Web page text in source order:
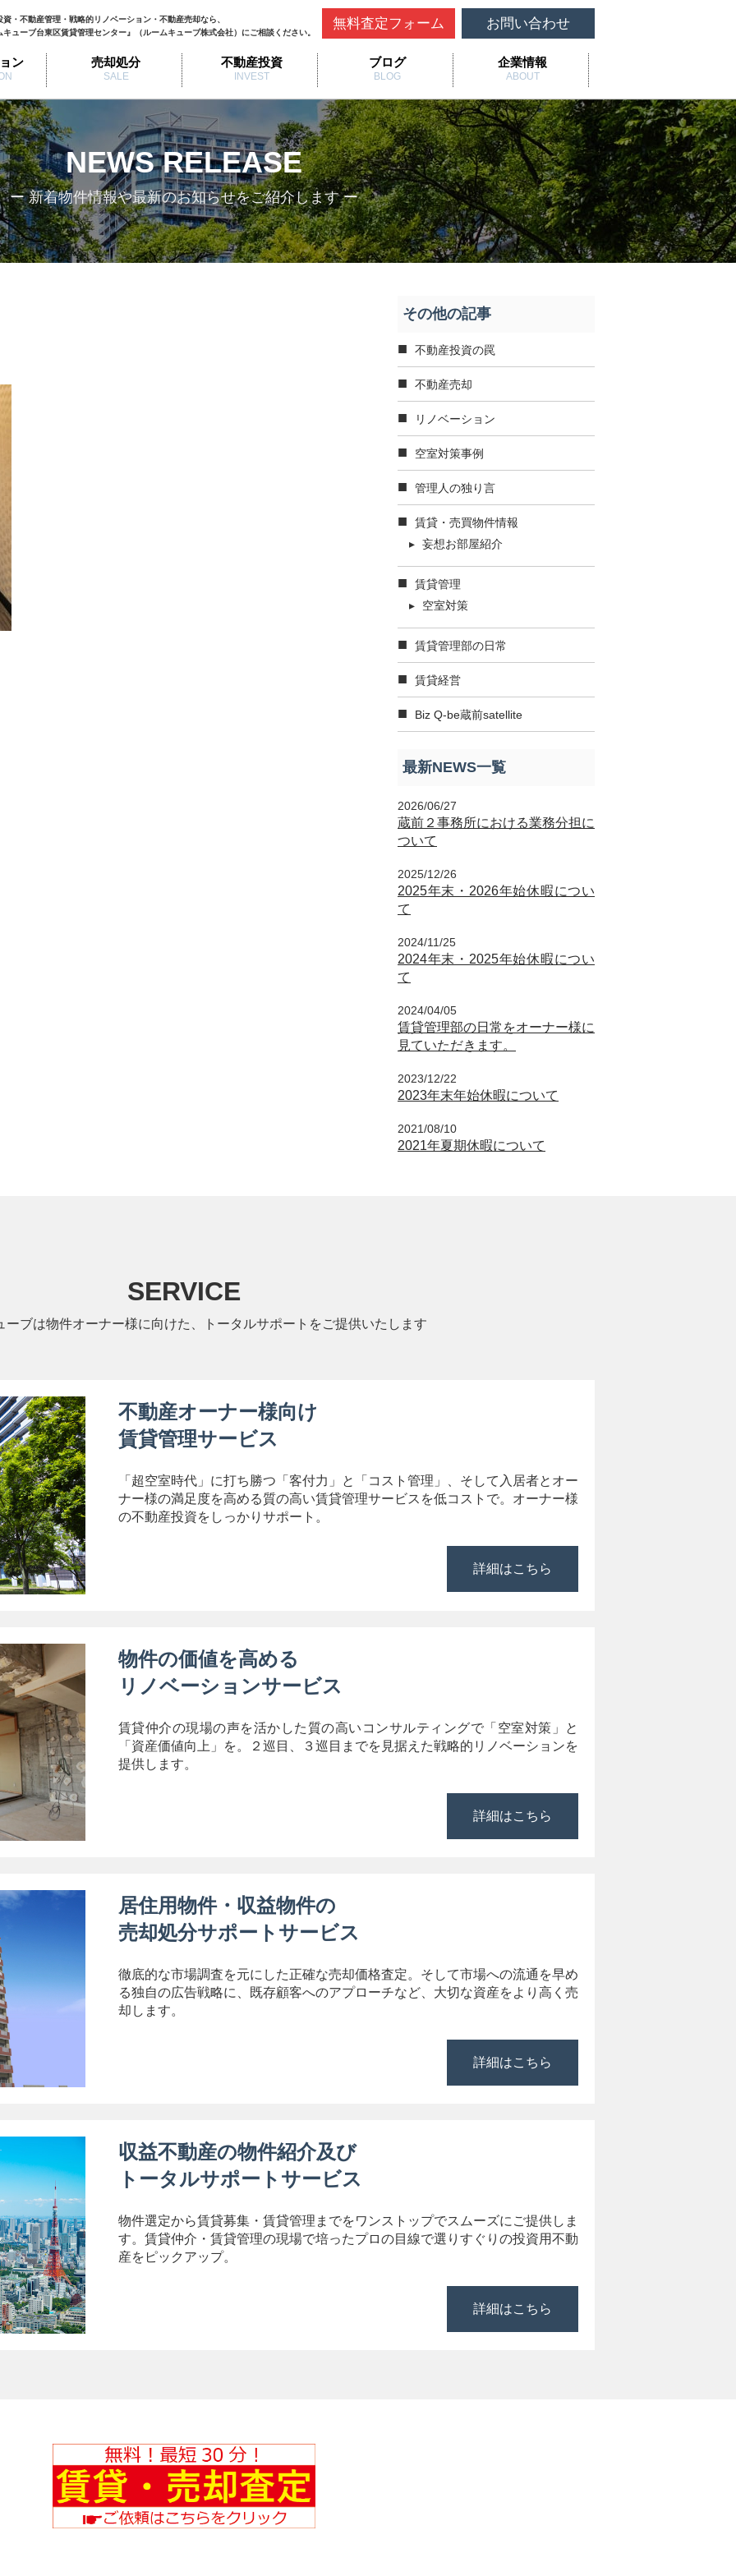
資・不動産管理・戦略的リノベーション・不動産売却なら、
キューブ台東区賃貸管理センター』（ルームキューブ株式会社）にご相談ください。
ン 売却処分
SALE
不動産投資
INVEST
ブログ
BLOG
企業情報
ABOUT
無料査定フォーム お問い合わせ
NEWS RELEASE
ー 新着物件情報や最新のお知らせをご紹介します ー
その他の記事
不動産投資の罠
不動産売却
リノベーション
空室対策事例
管理人の独り言
賃貸・売買物件情報
妄想お部屋紹介
賃貸管理
空室対策
賃貸管理部の日常
賃貸経営
Biz Q-be蔵前satellite
最新NEWS一覧
2026/06/27
蔵前２事務所における業務分担に
ついて
2025/12/26
2025年末・2026年始休暇につい
て
2024/11/25
2024年末・2025年始休暇につい
て
2024/04/05
賃貸管理部の日常をオーナー様に
見ていただきます。
2023/12/22
2023年末年始休暇について
2021/08/10
2021年夏期休暇について
SERVICE
ーブは物件オーナー様に向けた、トータルサポートをご提供いたします
不動産オーナー様向け
賃貸管理サービス
「超空室時代」に打ち勝つ「客付力」と「コスト管理」、そして入居者とオー
ナー様の満足度を高める質の高い賃貸管理サービスを低コストで。オーナー様
の不動産投資をしっかりサポート。
詳細はこちら
物件の価値を高める
リノベーションサービス
賃貸仲介の現場の声を活かした質の高いコンサルティングで「空室対策」と
「資産価値向上」を。２巡目、３巡目までを見据えた戦略的リノベーションを
提供します。
詳細はこちら
居住用物件・収益物件の
売却処分サポートサービス
徹底的な市場調査を元にした正確な売却価格査定。そして市場への流通を早め
る独自の広告戦略に、既存顧客へのアプローチなど、大切な資産をより高く売
却します。
詳細はこちら
収益不動産の物件紹介及び
トータルサポートサービス
物件選定から賃貸募集・賃貸管理までをワンストップでスムーズにご提供しま
す。賃貸仲介・賃貸管理の現場で培ったプロの目線で選りすぐりの投資用不動
産をピックアップ。
詳細はこちら